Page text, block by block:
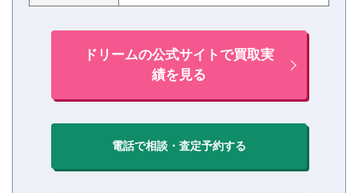
ドリームの公式サイトで買取実
績を見る
電話で相談・査定予約する